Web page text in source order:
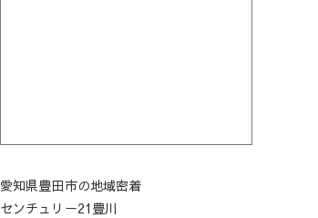
愛知県豊田市の地域密着
センチュリー21豊川